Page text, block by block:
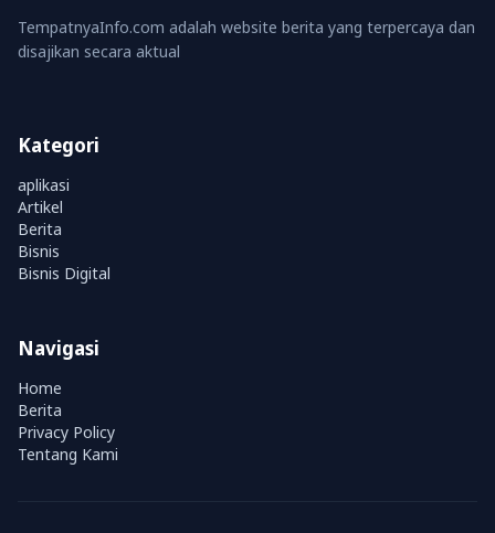
TempatnyaInfo.com adalah website berita yang terpercaya dan
disajikan secara aktual
Kategori
aplikasi
Artikel
Berita
Bisnis
Bisnis Digital
Navigasi
Home
Berita
Privacy Policy
Tentang Kami